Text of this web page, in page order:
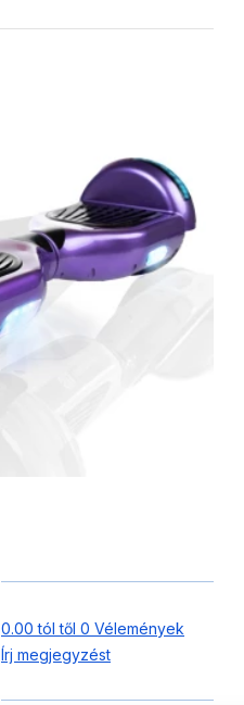
0.00 tól től 0 Vélemények
Írj megjegyzést